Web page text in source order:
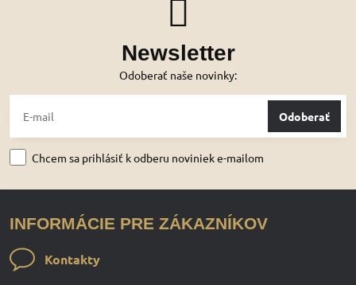
Newsletter
Odoberať naše novinky:
Odoberať
Chcem sa prihlásiť k odberu noviniek e-mailom
INFORMÁCIE PRE ZÁKAZNÍKOV
Kontakty